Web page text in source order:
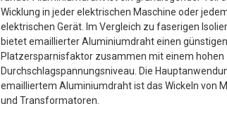
Wicklung in jeder elektrischen Maschine oder
elektrischen Gerät. Im Vergleich zu faserigen
bietet emaillierter Aluminiumdraht einen günstigen
Platzersparnisfaktor zusammen mit einem hohen
Durchschlagspannungsniveau. Die
emailliertem Aluminiumdraht ist das Wickeln von
und Transformatoren.